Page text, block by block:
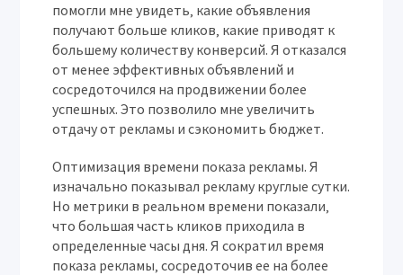
помогли мне увидеть‚ какие объявления
получают больше кликов‚ какие приводят к
большему количеству конверсий. Я отказался
от менее эффективных объявлений и
сосредоточился на продвижении более
успешных. Это позволило мне увеличить
отдачу от рекламы и сэкономить бюджет.
Оптимизация времени показа рекламы. Я
изначально показывал рекламу круглые сутки.
Но метрики в реальном времени показали‚
что большая часть кликов приходила в
определенные часы дня. Я сократил время
показа рекламы‚ сосредоточив ее на более